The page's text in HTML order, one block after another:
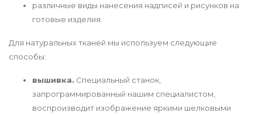
различные виды нанесения надписей и рисунков на
готовые изделия.
Для натуральных тканей мы используем следующие
способы:
вышивка. Специальный станок,
запрограммированный нашим специалистом,
воспроизводит изображение яркими шелковыми